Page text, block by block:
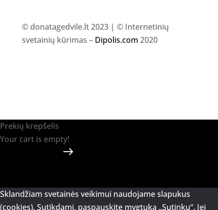
© donatagedvile.lt 2023 | © Internetinių
svetainių kūrimas – Dipolis.com 2020
Prekių krepšelis
Your cart is empty!
Sklandžiam svetainės veikimui naudojame slapukus
(cookies). Sutikdami, paspauskite mygtuką „Sutinku“. Jei